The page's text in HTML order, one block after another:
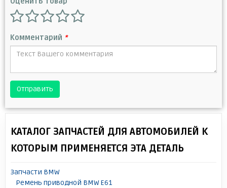
Комментарий *
Отправить
КАТАЛОГ ЗАПЧАСТЕЙ ДЛЯ АВТОМОБИЛЕЙ К
КОТОРЫМ ПРИМЕНЯЕТСЯ ЭТА ДЕТАЛЬ
Запчасти BMW
Ремень приводной BMW E61